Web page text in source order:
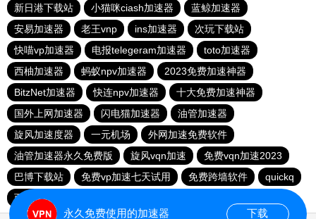
新日港下载站
小猫咪ciash加速器
蓝鲸加速器
安易加速器
老王vnp ins加速器
次玩下载站
快喵vp加速器
电报telegeram加速器
toto加速器
西柚加速器
蚂蚁npv加速器
2023免费加速神器
BitzNet加速器
快连npv加速器
十大免费加速神器
国外上网加速器
闪电猫加速器
油管加速器
旋风加速度器
一元机场
外网加速免费软件
油管加速器永久免费版
旋风vqn加速
免费vqn加速2023
巴博下载站
免费vp加速七天试用 免费跨墙软件
quickq
西柚加速器
永久免费使用的加速器 下载